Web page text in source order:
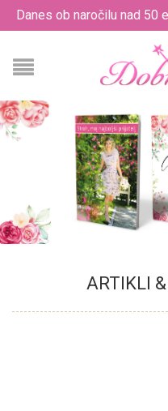
Danes ob naročilu nad 50
ARTIKLI